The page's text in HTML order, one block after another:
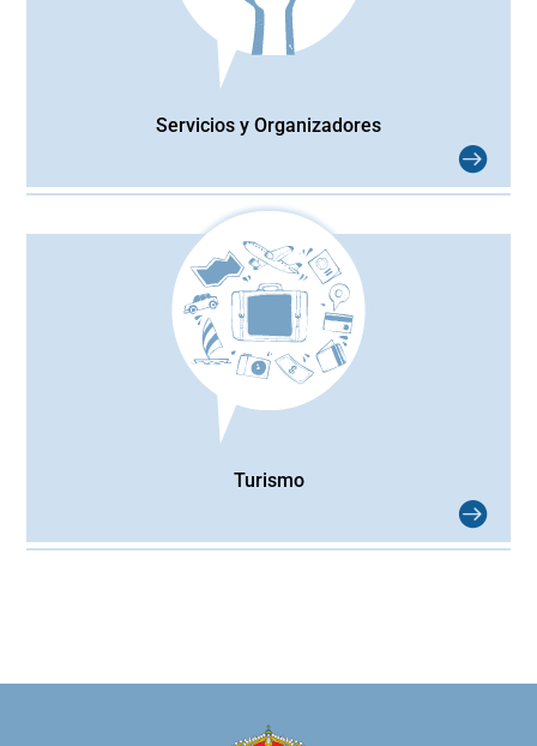
Servicios y Organizadores
Turismo